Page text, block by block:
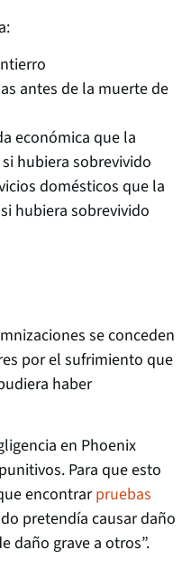
antes de la muerte de
económica que la
hubiera sobrevivido
domésticos que la
hubiera sobrevivido
se conceden
por el sufrimiento que
haber
en Phoenix
Para que esto
encontrarpruebas
pretendía causar daño
daño grave a otros”.